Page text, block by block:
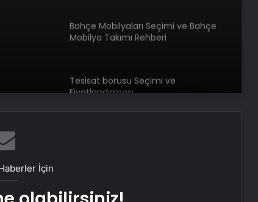
Bahçe Mobilyaları Seçimi ve Bahçe
Mobilya Takımı Rehberi
Tesisat borusu Seçimi ve
Fiyatlandırması
Ankara halı yıkama
İçin